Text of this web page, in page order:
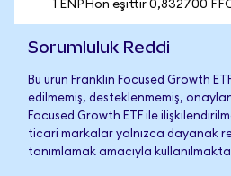
1 ENPHon eşittir 0,832700
Sorumluluk Reddi
Bu ürün Franklin Focused Growth
edilmemiş, desteklenmemiş,
Focused Growth ETF ile
ticari markalar yalnızca dayanak
tanımlamak amacıyla